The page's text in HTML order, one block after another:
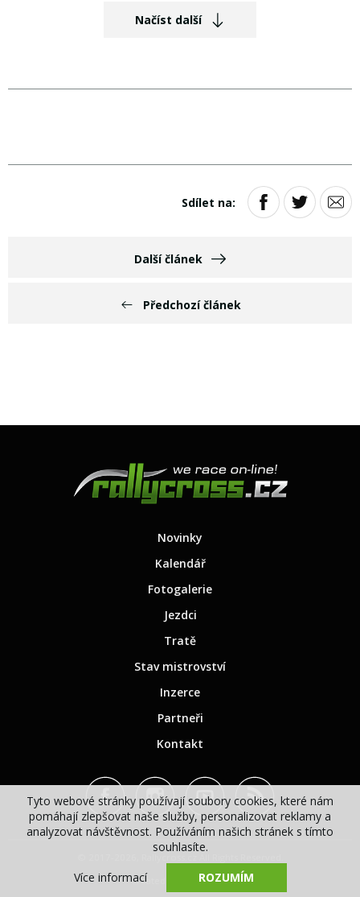
Tyto webové stránky používají soubory cookies, které nám
pomáhají zlepšovat naše služby, personalizovat reklamy a
analyzovat návštěvnost. Používáním našich stránek s tímto
souhlasíte.
Více informací
ROZUMÍM
Načíst další
Předchozí článek
Sdílet na:
Další článek
Novinky
Kalendář
Fotogalerie
Jezdci
Tratě
Stav mistrovství
Inzerce
Partneři
Kontakt
Created by